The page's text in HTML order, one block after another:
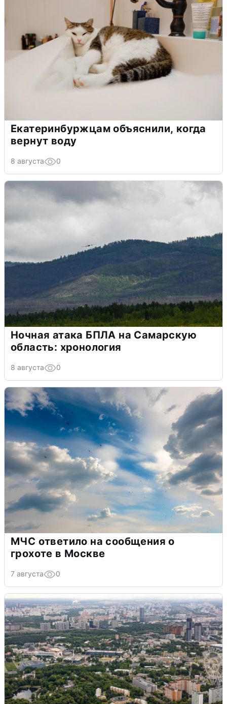
Екатеринбуржцам объяснили, когда
вернут воду
8 августа 0
Ночная атака БПЛА на Самарскую
область: хронология
8 августа 0
МЧС ответило на сообщения о
грохоте в Москве
7 августа 0